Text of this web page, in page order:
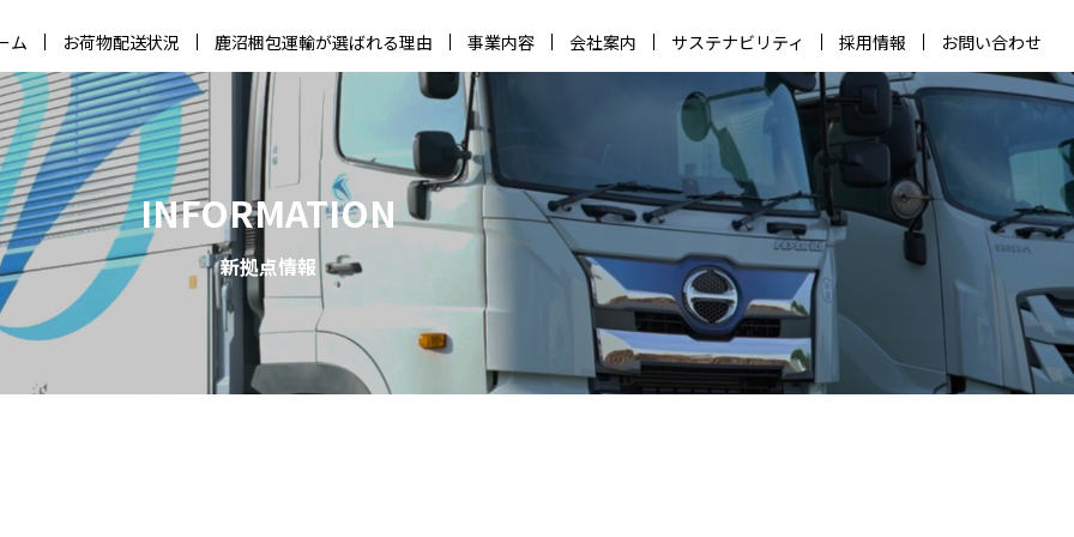
ム お荷物配送状況 鹿沼梱包運輸が選ばれる理由 事業内容 会社案内 サステナビリティ 採用情報 お問い合わせ
INFORMATION
新拠点情報